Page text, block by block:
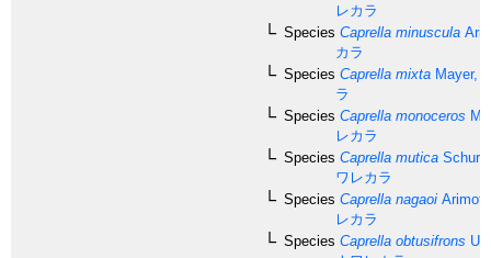
レカラ
Species Caprella minuscula
カラ
Species Caprella mixta Mayer,
ラ
Species Caprella monoceros
レカラ
Species Caprella mutica
ワレカラ
Species Caprella nagaoi
レカラ
Species Caprella obtusifrons